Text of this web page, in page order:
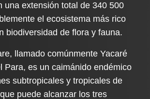
una extensión total de 340 500
el ecosistema más rico
biodiversidad de flora y fauna.
llamado comúnmente Yacaré
Para, es un caimánido endémico
subtropicales y tropicales de
puede alcanzar los tres